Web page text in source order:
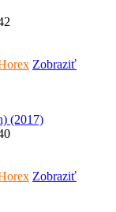
Zobraziť
(2017)
Zobraziť